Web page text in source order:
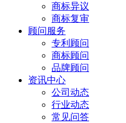
商标异议
商标复审
顾问服务
专利顾问
商标顾问
品牌顾问
资讯中心
公司动态
行业动态
常见问答